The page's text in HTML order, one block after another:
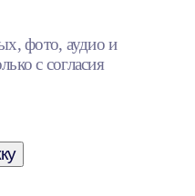
фото, аудио и
с согласия